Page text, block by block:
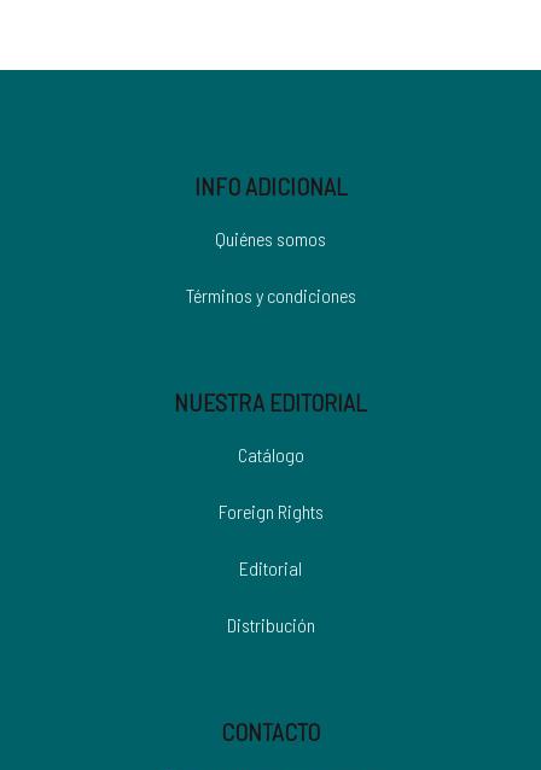
INFO ADICIONAL
Quiénes somos
Términos y condiciones
NUESTRA EDITORIAL
Catálogo
Foreign Rights
Editorial
Distribución
CONTACTO